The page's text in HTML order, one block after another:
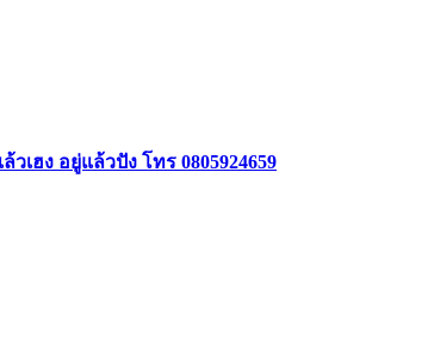
ฮง อยู่แล้วปัง โทร 0805924659